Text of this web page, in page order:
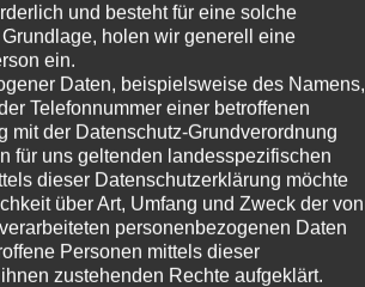
Fernseher mit einem 16×9-
und besteht für eine solche
holen wir generell eine
ein.
Daten, beispielsweise des Namens,
Telefonnummer einer betroffenen
mit der Datenschutz-Grundverordnung
für uns geltenden landesspezifischen
dieser Datenschutzerklärung möchte
über Art, Umfang und Zweck der von
personenbezogenen Daten
Personen mittels dieser
zustehenden Rechte aufgeklärt.